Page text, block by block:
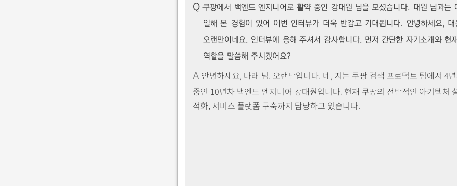
Q쿠팡에서 백엔드 엔지니어로 활약 중인 강대원 님을 모셨습니다. 대원 님과는
일해 본 경험이 있어 이번 인터뷰가 더욱 반갑고 기대됩니다. 안녕하세요,
오랜만이네요. 인터뷰에 응해 주셔서 감사합니다. 먼저 간단한 자기소개와 현
역할을 말씀해 주시겠어요?
A 안녕하세요, 나래 님. 오랜만입니다. 네, 저는 쿠팡 검색 프로덕트 팀에서 4
중인 10년차 백엔드 엔지니어 강대원입니다. 현재 쿠팡의 전반적인 아키텍처
적화, 서비스 플랫폼 구축까지 담당하고 있습니다.